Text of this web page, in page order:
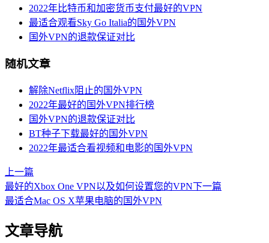
2022年比特币和加密货币支付最好的VPN
最适合观看Sky Go Italia的国外VPN
国外VPN的退款保证对比
随机文章
解除Netflix阻止的国外VPN
2022年最好的国外VPN排行榜
国外VPN的退款保证对比
BT种子下载最好的国外VPN
2022年最适合看视频和电影的国外VPN
上一篇
最好的Xbox One VPN以及如何设置您的VPN下一篇
最适合Mac OS X苹果电脑的国外VPN
文章导航